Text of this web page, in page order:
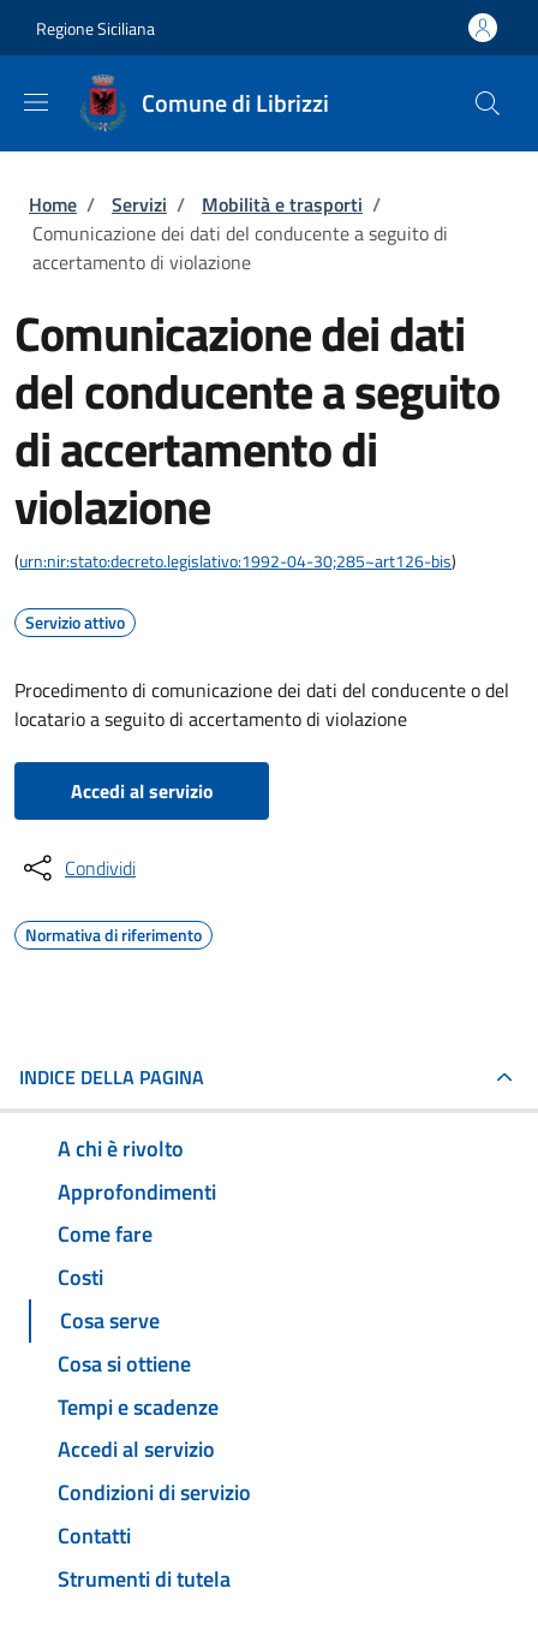
Regione Siciliana
Comune di Librizzi
Briciole di pane
Home / Servizi / Mobilità e trasporti /
Comunicazione dei dati del conducente a seguito di
accertamento di violazione
Comunicazione dei dati
del conducente a seguito
di accertamento di
violazione
(urn:nir:stato:decreto.legislativo:1992-04-30;285~art126-bis)
Servizio attivo
Procedimento di comunicazione dei dati del conducente o del
locatario a seguito di accertamento di violazione
Accedi al servizio
Condividi
Normativa di riferimento
INDICE DELLA PAGINA
A chi è rivolto
Approfondimenti
Come fare
Costi
Cosa serve
Cosa si ottiene
Tempi e scadenze
Accedi al servizio
Condizioni di servizio
Contatti
Strumenti di tutela